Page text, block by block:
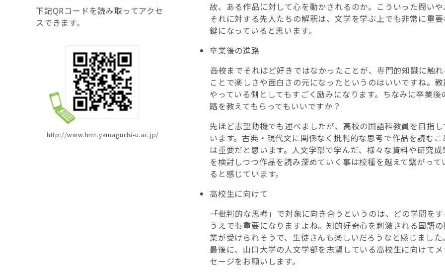
故、ある作品に対して心を動かされるのか。こういった問いや
それに対する先人たちの解釈は、文学を学ぶ上でも非常に重要
鍵になっていると思います。
卒業後の進路
――高校までそれほど好きではなかったことが、専門的知識に触れ
ことで楽しさや面白さの元になったというのはいいですね。教
やっている側としてもすごく励みになります。ちなみに卒業後
路を教えてもらってもいいですか？
先ほど志望動機でも述べましたが、高校の国語科教員を目指し
います。古典・現代文に関係なく批判的な思考で作品を読むこ
は重要だと思います。人文学部で学んだ、様々な資料や研究成
を検討しつつ作品を読み深めていく事は校種を越えて繋がって
ると感じています。
高校生に向けて
――「批判的な思考」で対象に向き合うというのは、どの学問をす
うえでも重要になりますよね。知的好奇心を刺激される国語の
業が受けられそうで、生徒さんも楽しいだろうなと感じました。
最後に、山口大学の人文学部を志望している高校生に向けてメ
セージをお願いします。
下記QRコードを読み取ってアクセ
スできます。
http://www.hmt.yamaguchi-u.ac.jp/